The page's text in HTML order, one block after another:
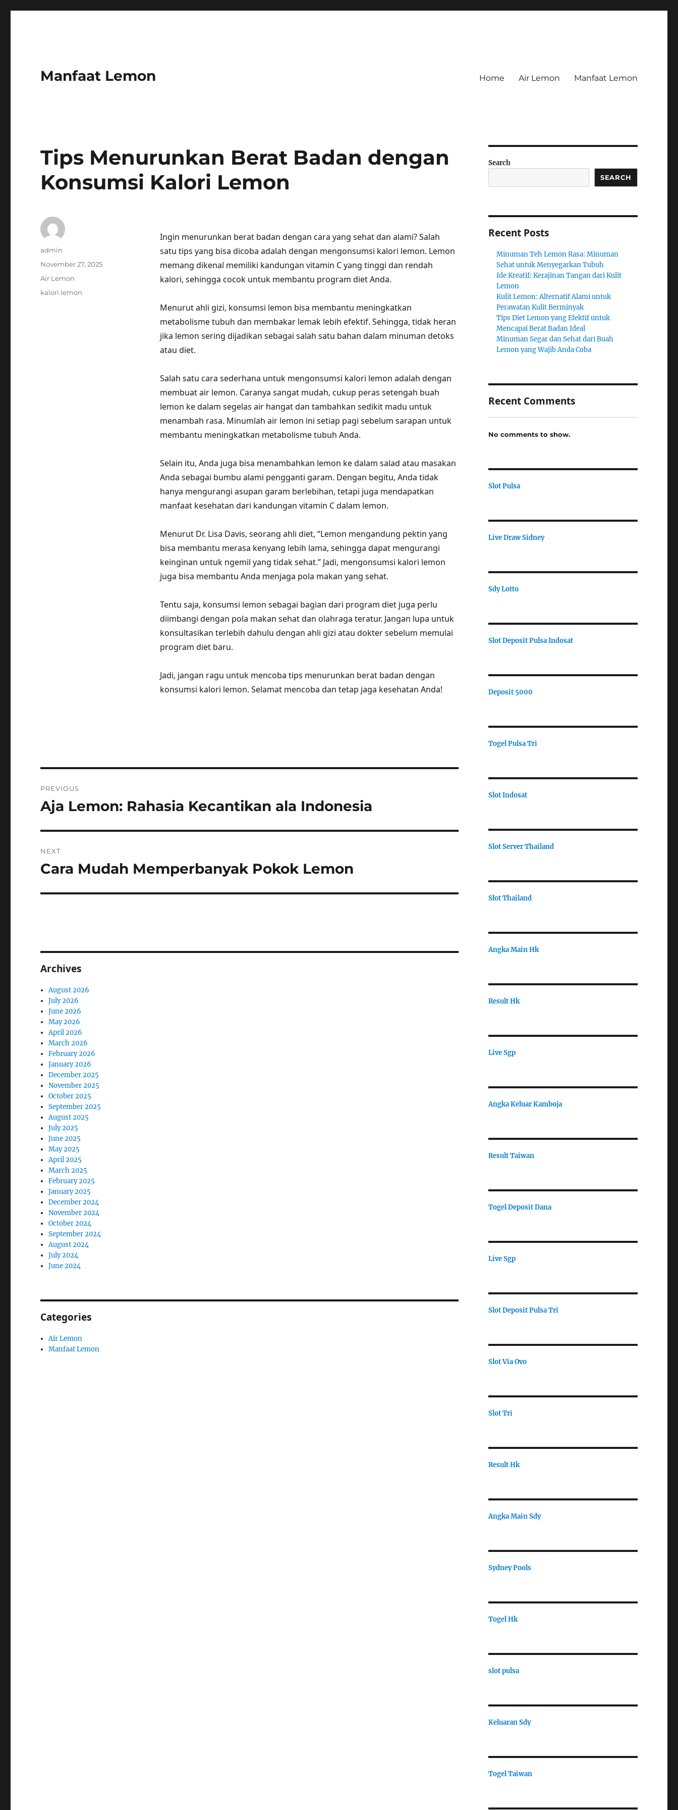
Manfaat Lemon Home Air Lemon Manfaat Lemon
Tips Menurunkan Berat Badan dengan
Konsumsi Kalori Lemon
Ingin menurunkan berat badan dengan cara yang sehat dan alami? Salah
satu tips yang bisa dicoba adalah dengan mengonsumsi kalori lemon. Lemon
memang dikenal memiliki kandungan vitamin C yang tinggi dan rendah
kalori, sehingga cocok untuk membantu program diet Anda.
Menurut ahli gizi, konsumsi lemon bisa membantu meningkatkan
metabolisme tubuh dan membakar lemak lebih efektif. Sehingga, tidak heran
jika lemon sering dijadikan sebagai salah satu bahan dalam minuman detoks
atau diet.
Salah satu cara sederhana untuk mengonsumsi kalori lemon adalah dengan
membuat air lemon. Caranya sangat mudah, cukup peras setengah buah
lemon ke dalam segelas air hangat dan tambahkan sedikit madu untuk
menambah rasa. Minumlah air lemon ini setiap pagi sebelum sarapan untuk
membantu meningkatkan metabolisme tubuh Anda.
Selain itu, Anda juga bisa menambahkan lemon ke dalam salad atau masakan
Anda sebagai bumbu alami pengganti garam. Dengan begitu, Anda tidak
hanya mengurangi asupan garam berlebihan, tetapi juga mendapatkan
manfaat kesehatan dari kandungan vitamin C dalam lemon.
Menurut Dr. Lisa Davis, seorang ahli diet, “Lemon mengandung pektin yang
bisa membantu merasa kenyang lebih lama, sehingga dapat mengurangi
keinginan untuk ngemil yang tidak sehat.” Jadi, mengonsumsi kalori lemon
juga bisa membantu Anda menjaga pola makan yang sehat.
Tentu saja, konsumsi lemon sebagai bagian dari program diet juga perlu
diimbangi dengan pola makan sehat dan olahraga teratur. Jangan lupa untuk
konsultasikan terlebih dahulu dengan ahli gizi atau dokter sebelum memulai
program diet baru.
Jadi, jangan ragu untuk mencoba tips menurunkan berat badan dengan
konsumsi kalori lemon. Selamat mencoba dan tetap jaga kesehatan Anda!
Author
admin
Posted
on
November 27, 2025
Categories
Air Lemon
Tags
kalori lemon
navigation
PREVIOUS
Previous
Aja Lemon: Rahasia Kecantikan ala Indonesia
NEXT
Next
Cara Mudah Memperbanyak Pokok Lemon
Archives
August 2026
July 2026
June 2026
May 2026
April 2026
March 2026
February 2026
January 2026
December 2025
November 2025
October 2025
September 2025
August 2025
July 2025
June 2025
May 2025
April 2025
March 2025
February 2025
January 2025
December 2024
November 2024
October 2024
September 2024
August 2024
July 2024
June 2024
Categories
Air Lemon
Manfaat Lemon
Search
SEARCH
Recent Posts
Minuman Teh Lemon Rasa: Minuman
Sehat untuk Menyegarkan Tubuh
Ide Kreatif: Kerajinan Tangan dari Kulit
Lemon
Kulit Lemon: Alternatif Alami untuk
Perawatan Kulit Berminyak
Tips Diet Lemon yang Efektif untuk
Mencapai Berat Badan Ideal
Minuman Segar dan Sehat dari Buah
Lemon yang Wajib Anda Coba
Recent Comments
No comments to show.
Slot Pulsa
Live Draw Sidney
Sdy Lotto
Slot Deposit Pulsa Indosat
Deposit 5000
Togel Pulsa Tri
Slot Indosat
Slot Server Thailand
Slot Thailand
Angka Main Hk
Result Hk
Live Sgp
Angka Keluar Kamboja
Result Taiwan
Togel Deposit Dana
Live Sgp
Slot Deposit Pulsa Tri
Slot Via Ovo
Slot Tri
Result Hk
Angka Main Sdy
Sydney Pools
Togel Hk
slot pulsa
Keluaran Sdy
Togel Taiwan